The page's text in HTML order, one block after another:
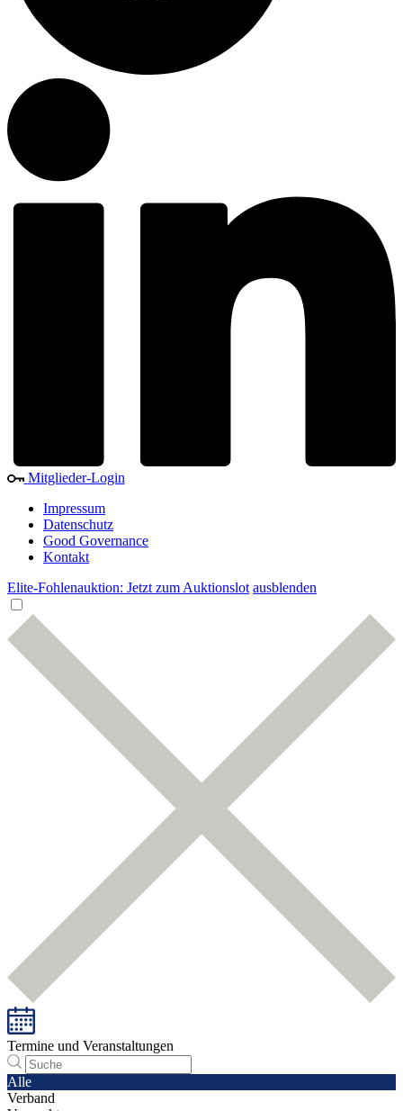
Mitglieder-Login
Impressum
Datenschutz
Good Governance
Kontakt
Elite-Fohlenauktion: Jetzt zum Auktionslot ausblenden
Termine und Veranstaltungen
Alle
Verband